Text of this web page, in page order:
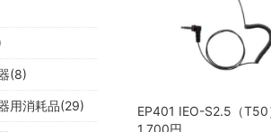
(8)
用消耗品(29)
1,700円